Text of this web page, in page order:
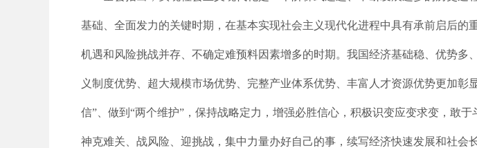
基础、全面发力的关键时期，在基本实现社会主义现代化进程中具有承前启后
机遇和风险挑战并存、不确定难预料因素增多的时期。我国经济基础稳、优势
义制度优势、超大规模市场优势、完整产业体系优势、丰富人才资源优势更加彰
信”、做到“两个维护”，保持战略定力，增强必胜信心，积极识变应变求变，敢
神克难关、战风险、迎挑战，集中力量办好自己的事，续写经济快速发展和社会